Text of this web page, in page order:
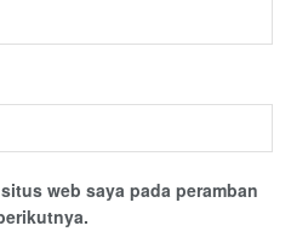
web saya pada peramban